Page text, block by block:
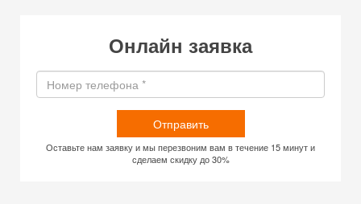
Онлайн заявка
Отправить
Оставьте нам заявку и мы перезвоним вам в течение 15 минут и
сделаем скидку до 30%